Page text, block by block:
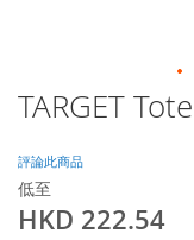
TARGET
評論此商品
低至
HKD 222.54
Skip
to
beginning
of
the